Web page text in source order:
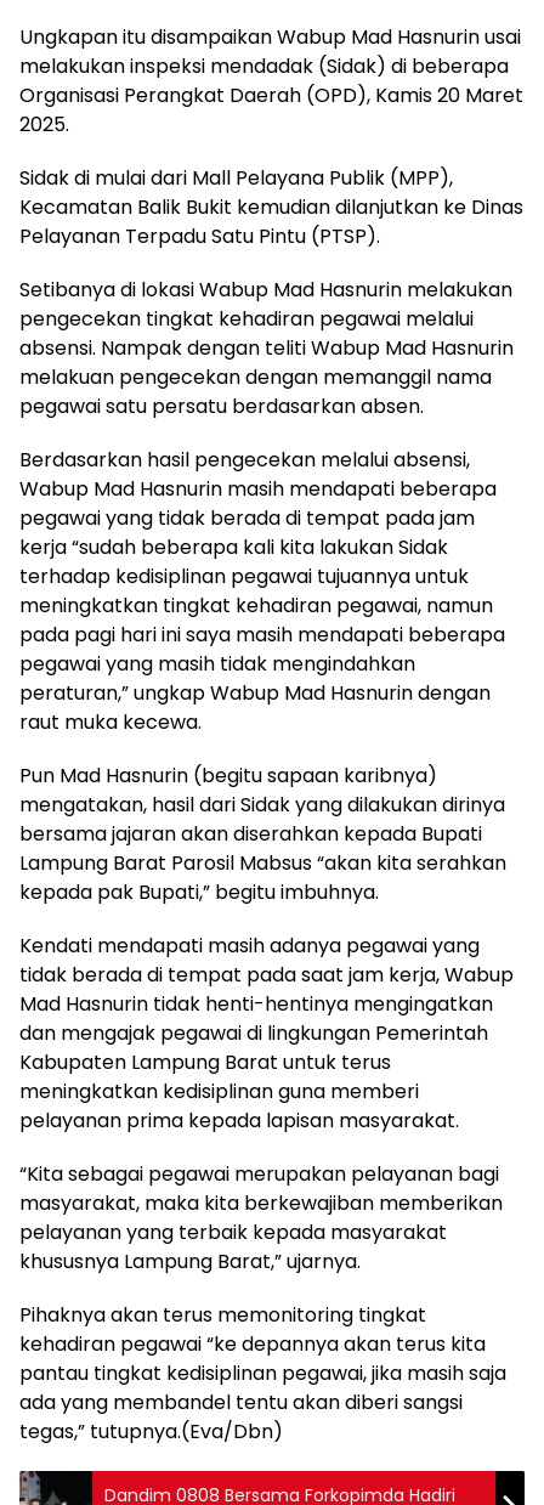
Ungkapan itu disampaikan Wabup Mad Hasnurin usai
melakukan inspeksi mendadak (Sidak) di beberapa
Organisasi Perangkat Daerah (OPD), Kamis 20 Maret
2025.
Sidak di mulai dari Mall Pelayana Publik (MPP),
Kecamatan Balik Bukit kemudian dilanjutkan ke Dinas
Pelayanan Terpadu Satu Pintu (PTSP).
Setibanya di lokasi Wabup Mad Hasnurin melakukan
pengecekan tingkat kehadiran pegawai melalui
absensi. Nampak dengan teliti Wabup Mad Hasnurin
melakuan pengecekan dengan memanggil nama
pegawai satu persatu berdasarkan absen.
Berdasarkan hasil pengecekan melalui absensi,
Wabup Mad Hasnurin masih mendapati beberapa
pegawai yang tidak berada di tempat pada jam
kerja “sudah beberapa kali kita lakukan Sidak
terhadap kedisiplinan pegawai tujuannya untuk
meningkatkan tingkat kehadiran pegawai, namun
pada pagi hari ini saya masih mendapati beberapa
pegawai yang masih tidak mengindahkan
peraturan,” ungkap Wabup Mad Hasnurin dengan
raut muka kecewa.
Pun Mad Hasnurin (begitu sapaan karibnya)
mengatakan, hasil dari Sidak yang dilakukan dirinya
bersama jajaran akan diserahkan kepada Bupati
Lampung Barat Parosil Mabsus “akan kita serahkan
kepada pak Bupati,” begitu imbuhnya.
Kendati mendapati masih adanya pegawai yang
tidak berada di tempat pada saat jam kerja, Wabup
Mad Hasnurin tidak henti-hentinya mengingatkan
dan mengajak pegawai di lingkungan Pemerintah
Kabupaten Lampung Barat untuk terus
meningkatkan kedisiplinan guna memberi
pelayanan prima kepada lapisan masyarakat.
“Kita sebagai pegawai merupakan pelayanan bagi
masyarakat, maka kita berkewajiban memberikan
pelayanan yang terbaik kepada masyarakat
khususnya Lampung Barat,” ujarnya.
Pihaknya akan terus memonitoring tingkat
kehadiran pegawai “ke depannya akan terus kita
pantau tingkat kedisiplinan pegawai, jika masih saja
ada yang membandel tentu akan diberi sangsi
tegas,” tutupnya.(Eva/Dbn)
Dandim 0808 Bersama Forkopimda Hadiri